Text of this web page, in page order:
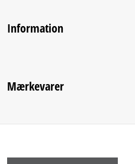
Information
Mærkevarer